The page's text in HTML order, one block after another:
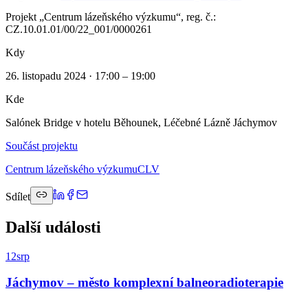
Projekt „Centrum lázeňského výzkumu“, reg. č.:
CZ.10.01.01/00/22_001/0000261
Kdy
26. listopadu 2024 · 17:00 – 19:00
Kde
Salónek Bridge v hotelu Běhounek, Léčebné Lázně Jáchymov
Součást projektu
Centrum lázeňského výzkumuCLV
Sdílet
Další události
12srp
Jáchymov – město komplexní balneoradioterapie